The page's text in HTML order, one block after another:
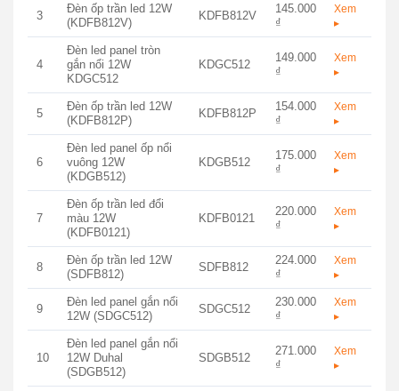
3
Đèn ốp trần led 12W
(KDFB812V)
KDFB812V
145.000
₫
Xem
▸
4
Đèn led panel tròn
gắn nổi 12W
KDGC512
KDGC512
149.000
₫
Xem
▸
5
Đèn ốp trần led 12W
(KDFB812P)
KDFB812P
154.000
₫
Xem
▸
6
Đèn led panel ốp nổi
vuông 12W
(KDGB512)
KDGB512
175.000
₫
Xem
▸
7
Đèn ốp trần led đổi
màu 12W
(KDFB0121)
KDFB0121
220.000
₫
Xem
▸
8
Đèn ốp trần led 12W
(SDFB812)
SDFB812
224.000
₫
Xem
▸
9
Đèn led panel gắn nổi
12W (SDGC512)
SDGC512
230.000
₫
Xem
▸
10
Đèn led panel gắn nổi
12W Duhal
(SDGB512)
SDGB512
271.000
₫
Xem
▸